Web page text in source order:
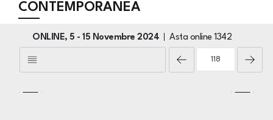
CONTEMPORANEA
ONLINE, 5 - 15 Novembre 2024 Asta online 1342